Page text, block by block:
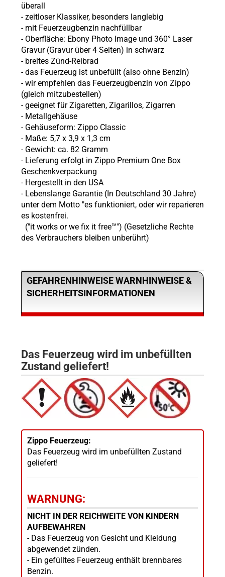
überall
-zeitloser Klassiker, besonders langlebig
- mit Feuerzeugbenzin nachfüllbar
- Oberfläche: Ebony Photo Image und 360° Laser
Gravur (Gravur über 4 Seiten) in schwarz
- breites Zünd-Reibrad
- das Feuerzeug ist unbefüllt (also ohne Benzin)
- wir empfehlen das Feuerzeugbenzin von Zippo
(gleich mitzubestellen)
- geeignet für Zigaretten, Zigarillos, Zigarren
- Metallgehäuse
- Gehäuseform: Zippo Classic
- Maße: 5,7 x 3,9 x 1,3 cm
- Gewicht: ca. 82 Gramm
- Lieferung erfolgt in Zippo Premium One Box
Geschenkverpackung
- Hergestellt in den USA
- Lebenslange Garantie (In Deutschland 30 Jahre)
unter dem Motto "es funktioniert, oder wir reparieren
es kostenfrei.
("it works or we fix it free™") (Gesetzliche Rechte
des Verbrauchers bleiben unberührt)
GEFAHRENHINWEISE WARNHINWEISE &
SICHERHEITSINFORMATIONEN
Das Feuerzeug wird im unbefüllten
Zustand geliefert!
Zippo Feuerzeug:
Das Feuerzeug wird im unbefüllten Zustand
geliefert!
WARNUNG:
NICHT IN DER REICHWEITE VON KINDERN
AUFBEWAHREN
- Das Feuerzeug von Gesicht und Kleidung
abgewendet zünden.
- Ein gefülltes Feuerzeug enthält brennbares
Benzin.